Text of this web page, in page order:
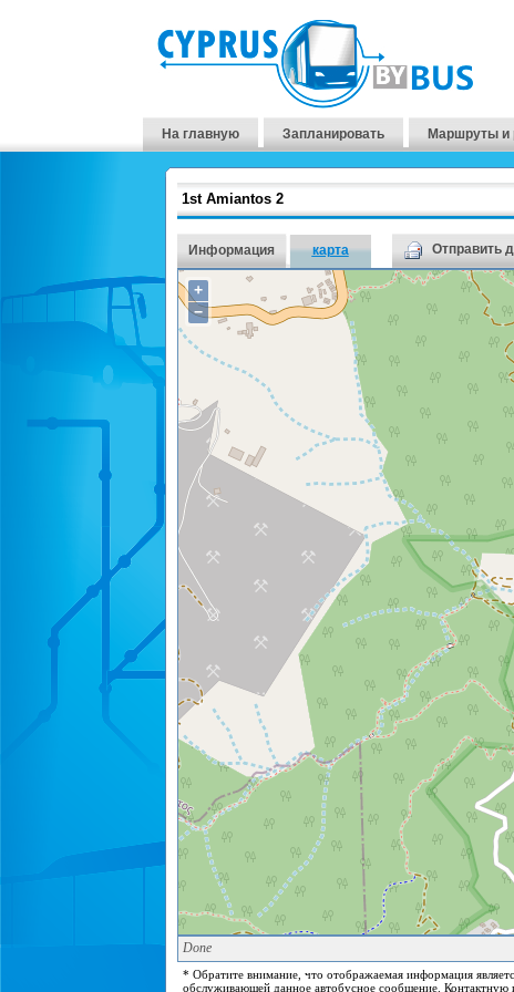
На главную Запланировать Маршруты и
1st Amiantos 2
Информация карта Отправить
+
−
Done
* Обратите внимание, что отображаемая информация
обслуживающей данное автобусное сообщение.